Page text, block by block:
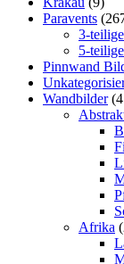
Paravents
3-
5-
Pinnwand
Wandbilder
Afrika